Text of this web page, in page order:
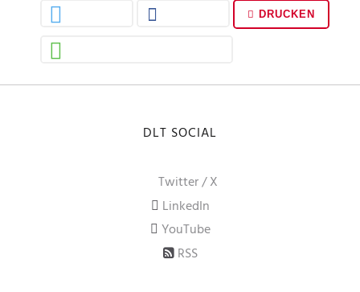
DRUCKEN
DLT SOCIAL
Twitter / X
LinkedIn
YouTube
RSS